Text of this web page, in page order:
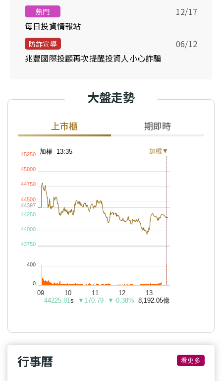
熱門
每日投資情報站
12/17
防詐宣導
兆豐國際投顧再次提醒投資人小心詐騙
06/12
大盤走勢
上市櫃 期即時
行事曆 看更多